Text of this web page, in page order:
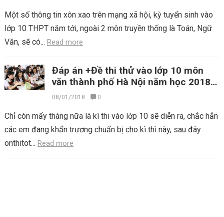
Một số thông tin xôn xao trên mạng xã hội, kỳ tuyển sinh vào
lớp 10 THPT năm tới, ngoài 2 môn truyền thống là Toán, Ngữ
Văn, sẽ có... Read more
Đáp án +Đề thi thử vào lớp 10 môn
văn thành phố Hà Nội năm học 2018-
2019
08/01/2018 0
Chỉ còn mấy tháng nữa là kì thi vào lớp 10 sẽ diễn ra, chắc hẳn
các em đang khẩn trương chuẩn bị cho kì thì này, sau đây
onthitot... Read more